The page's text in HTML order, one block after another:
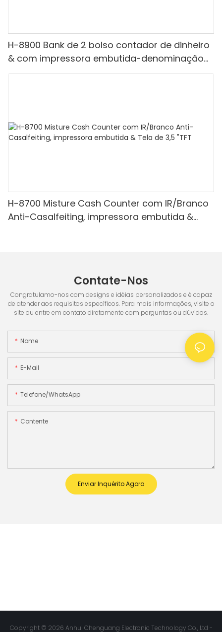
H-8900 Bank de 2 bolso contador de dinheiro
& com impressora embutida-denominação
mista, luz branca/ir/uv/mg de detecção &
H-8700 Misture Cash Counter com IR/Branco
Anti-Casalfeiting, impressora embutida &
Contate-Nos
Congratulamo-nos com designs e idéias personalizados e é capaz
de atender aos requisitos específicos. Para mais informações, visite o
site ou entre em contato diretamente com perguntas ou dúvidas.
Nome
E-Mail
Telefone/WhatsApp
Contente
Enviar Inquérito Agora
Copyright © 2026 Anhui Chenguang Electronic Technology Co., Ltd -